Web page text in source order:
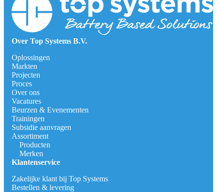
Over Top Systems B.V.
Oplossingen
Markten
Projecten
Proces
Over ons
Vacatures
Beurzen & Evenementen
Trainingen
Subsidie aanvragen
Assortiment
Producten
Merken
Klantenservice
Zakelijke klant bij Top Systems
Bestellen & levering